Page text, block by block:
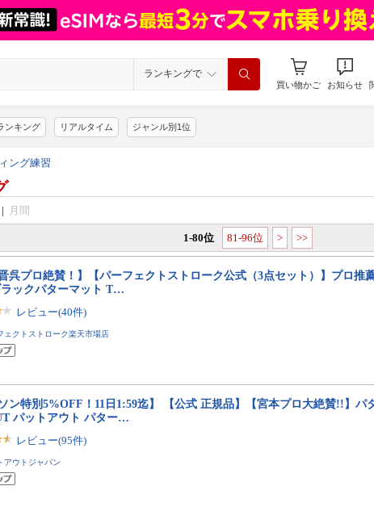
ランキングで
買い物かご お知らせ
ンキング リアルタイム ジャンル別1位
ング練習
| 月間
1-80位 81-96位 > >>
晋呉プロ絶賛！】【パーフェクトストローク公式（3点セット）】プロ推
ラックパターマット T…
レビュー(40件)
ェクトストローク楽天市場店
ソン特別5%OFF！11日1:59迄】 【公式 正規品】【宮本プロ大絶賛!!】パ
パットアウト パター…
レビュー(95件)
アウトジャパン